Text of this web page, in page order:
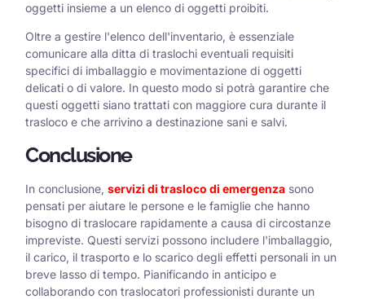
oggetti insieme a un elenco di oggetti proibiti.
Oltre a gestire l'elenco dell'inventario, è essenziale
comunicare alla ditta di traslochi eventuali requisiti
specifici di imballaggio e movimentazione di oggetti
delicati o di valore. In questo modo si potrà garantire che
questi oggetti siano trattati con maggiore cura durante il
trasloco e che arrivino a destinazione sani e salvi.
Conclusione
In conclusione, servizi di trasloco di emergenza sono
pensati per aiutare le persone e le famiglie che hanno
bisogno di traslocare rapidamente a causa di circostanze
impreviste. Questi servizi possono includere l'imballaggio,
il carico, il trasporto e lo scarico degli effetti personali in un
breve lasso di tempo. Pianificando in anticipo e
collaborando con traslocatori professionisti durante un